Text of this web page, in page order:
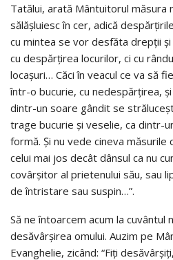
Tatălui, arată Mântuitorul măsura
sălășluiesc în cer, adică
cu mintea se vor desfăta drepții și
cu despărțirea locurilor, ci cu
locașuri… Căci în veacul ce va să
într-o bucurie, cu nedespărțirea,
dintr-un soare gândit se
trage bucurie și veselie, ca dintr-
formă. Și nu vede cineva măsurile
celui mai jos decât dânsul ca nu
covârșitor al prietenului său, sau
de întristare sau suspin…”.
Să ne întoarcem acum la cuvântul
desăvârșirea omului. Auzim pe
Evanghelie, zicând: “Fiți